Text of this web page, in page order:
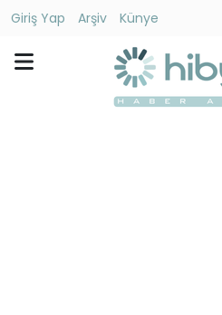
Giriş Yap Arşiv
Künye